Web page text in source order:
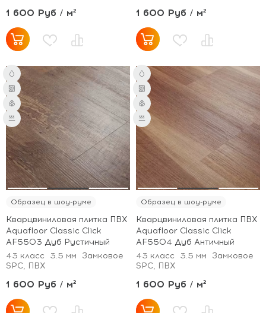
1 600 Руб / м² 1 600 Руб / м²
Образец в шоу-руме
Кварцвиниловая плитка ПВХ
Aquafloor Classic Click
AF5503 Дуб Рустичный
43 класс
3.5 мм
Замковое
SPC, ПВХ
1 600 Руб / м²
Образец в шоу-руме
Кварцвиниловая плитка ПВХ
Aquafloor Classic Click
AF5504 Дуб Античный
43 класс
3.5 мм
Замковое
SPC, ПВХ
1 600 Руб / м²